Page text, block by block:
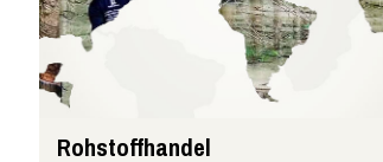
Rohstoffhandel